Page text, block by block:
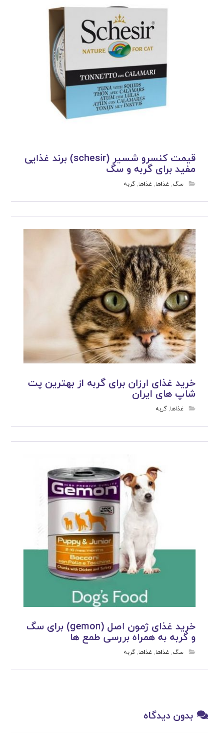
قیمت کنسرو شسیر (schesir) برند غذایی
مفید برای گربه و سگ
سگ, غذاها, غذاها,گربه
خرید غذای ارزان برای گربه از بهترین پت
شاپ های ایران
غذاها,گربه
خرید غذای ژمون اصل (gemon) برای سگ
و گربه به همراه بررسی طمع ها
سگ, غذاها, غذاها,گربه
بدون دیدگاه